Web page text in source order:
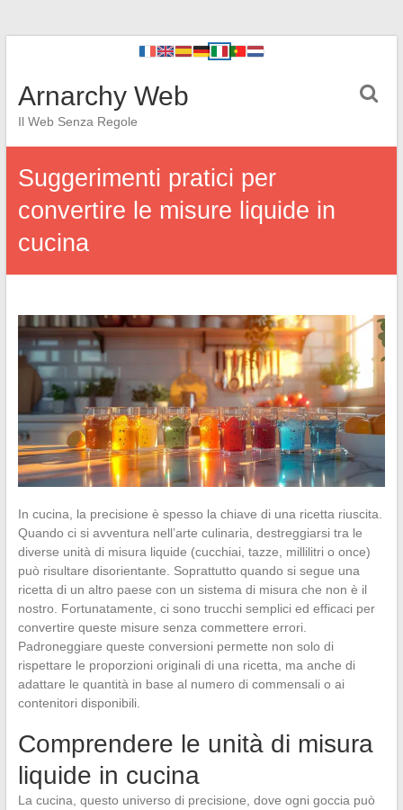
Arnarchy Web
Il Web Senza Regole
Suggerimenti pratici per
convertire le misure liquide in
cucina
In cucina, la precisione è spesso la chiave di una ricetta riuscita.
Quando ci si avventura nell’arte culinaria, destreggiarsi tra le
diverse unità di misura liquide (cucchiai, tazze, millilitri o once)
può risultare disorientante. Soprattutto quando si segue una
ricetta di un altro paese con un sistema di misura che non è il
nostro. Fortunatamente, ci sono trucchi semplici ed efficaci per
convertire queste misure senza commettere errori.
Padroneggiare queste conversioni permette non solo di
rispettare le proporzioni originali di una ricetta, ma anche di
adattare le quantità in base al numero di commensali o ai
contenitori disponibili.
Comprendere le unità di misura
liquide in cucina
La cucina, questo universo di precisione, dove ogni goccia può